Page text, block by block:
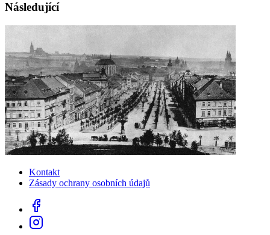
Následující
Kontakt
Zásady ochrany osobních údajů